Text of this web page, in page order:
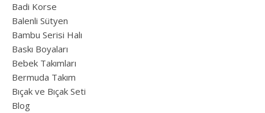
Badi Korse
Balenli Sütyen
Bambu Serisi Halı
Baskı Boyaları
Bebek Takımları
Bermuda Takım
Bıçak ve Bıçak Seti
Blog